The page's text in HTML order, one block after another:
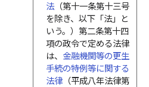
法（第十一条第十三号
を除き、以下「法」と
いう。）第二条第十四
項の政令で定める法律
は、 金融機関等の更生
手続の特例等に関する
法律（平成八年法律第